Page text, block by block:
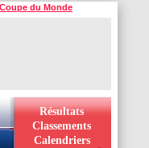
du Monde
Résultats
Classements
Calendriers